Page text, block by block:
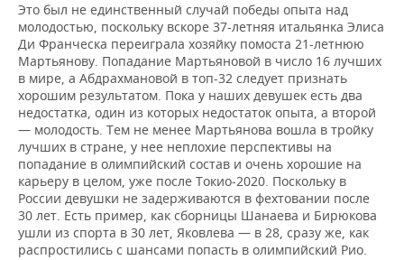
Это был не единственный случай победы опыта над
молодостью, поскольку вскоре 37-летняя итальянка Элиса
Ди Франческа переиграла хозяйку помоста 21-летнюю
Мартьянову. Попадание Мартьяновой в число 16 лучших
в мире, а Абдрахмановой в топ-32 следует признать
хорошим результатом. Пока у наших девушек есть два
недостатка, один из которых недостаток опыта, а второй
— молодость. Тем не менее Мартьянова вошла в тройку
лучших в стране, у нее неплохие перспективы на
попадание в олимпийский состав и очень хорошие на
карьеру в целом, уже после Токио-2020. Поскольку в
России девушки не задерживаются в фехтовании после
30 лет. Есть пример, как сборницы Шанаева и Бирюкова
ушли из спорта в 30 лет, Яковлева — в 28, сразу же, как
распростились с шансами попасть в олимпийский Рио.